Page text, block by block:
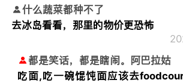
什么蔬菜都种不了
去冰岛看看，那里的物价更恐怖
都是笑话，都是瞎闹。阿巴拉姑
吃面,吃一碗馄饨面应该去